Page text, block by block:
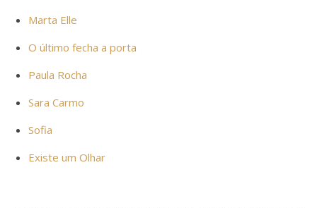
Marta Elle
O último fecha a porta
Paula Rocha
Sara Carmo
Sofia
Existe um Olhar